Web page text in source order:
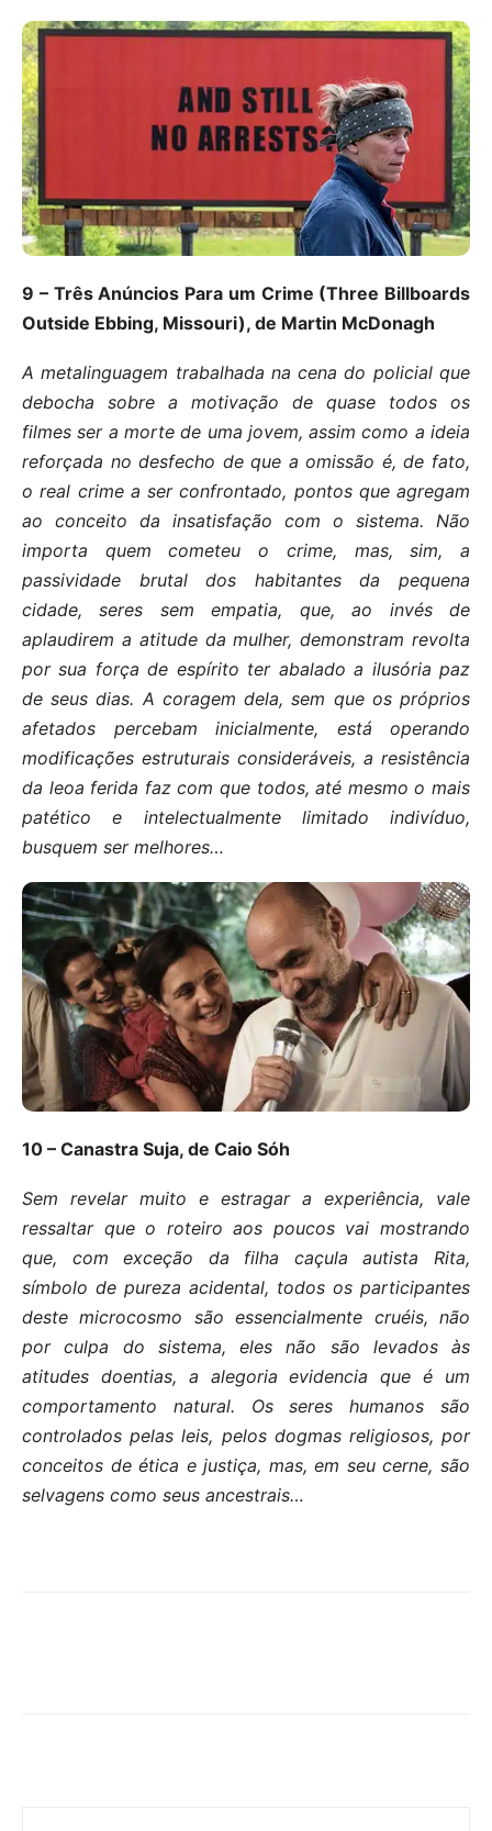
9 – Três Anúncios Para um Crime (Three Billboards
Outside Ebbing, Missouri), de Martin McDonagh
A metalinguagem trabalhada na cena do policial que
debocha sobre a motivação de quase todos os
filmes ser a morte de uma jovem, assim como a ideia
reforçada no desfecho de que a omissão é, de fato,
o real crime a ser confrontado, pontos que agregam
ao conceito da insatisfação com o sistema. Não
importa quem cometeu o crime, mas, sim, a
passividade brutal dos habitantes da pequena
cidade, seres sem empatia, que, ao invés de
aplaudirem a atitude da mulher, demonstram revolta
por sua força de espírito ter abalado a ilusória paz
de seus dias. A coragem dela, sem que os próprios
afetados percebam inicialmente, está operando
modificações estruturais consideráveis, a resistência
da leoa ferida faz com que todos, até mesmo o mais
patético e intelectualmente limitado indivíduo,
busquem ser melhores…
10 – Canastra Suja, de Caio Sóh
Sem revelar muito e estragar a experiência, vale
ressaltar que o roteiro aos poucos vai mostrando
que, com exceção da filha caçula autista Rita,
símbolo de pureza acidental, todos os participantes
deste microcosmo são essencialmente cruéis, não
por culpa do sistema, eles não são levados às
atitudes doentias, a alegoria evidencia que é um
comportamento natural. Os seres humanos são
controlados pelas leis, pelos dogmas religiosos, por
conceitos de ética e justiça, mas, em seu cerne, são
selvagens como seus ancestrais…